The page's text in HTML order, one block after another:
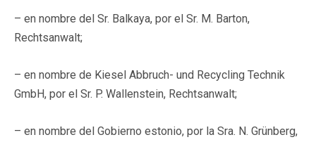
– en nombre del Sr. Balkaya, por el Sr. M. Barton,
Rechtsanwalt;
– en nombre de Kiesel Abbruch- und Recycling Technik
GmbH, por el Sr. P. Wallenstein, Rechtsanwalt;
– en nombre del Gobierno estonio, por la Sra. N. Grünberg,